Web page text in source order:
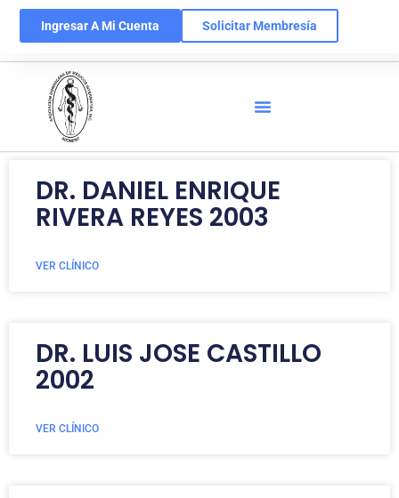
Ingresar A Mi Cuenta Solicitar Membresía
DR. DANIEL ENRIQUE
RIVERA REYES 2003
VER CLÍNICO
DR. LUIS JOSE CASTILLO
2002
VER CLÍNICO